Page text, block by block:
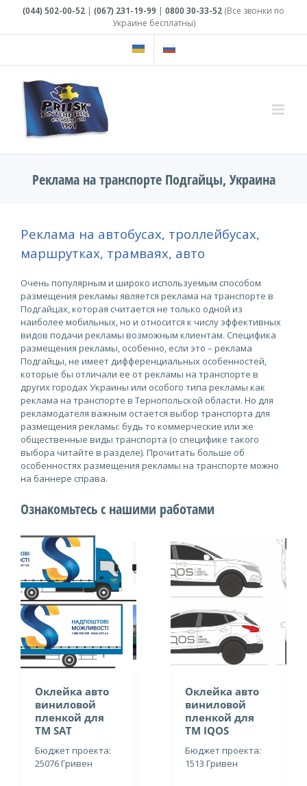
content
(044) 502-00-52 | (067) 231-19-99 | 0800 30-33-52 (Все звонки по
Украине бесплатны)
Реклама на транспорте Подгайцы, Украина
Реклама на автобусах, троллейбусах,
маршрутках, трамваях, авто
Очень популярным и широко используемым способом
размещения рекламы является реклама на транспорте в
Подгайцах, которая считается не только одной из
наиболее мобильных, но и относится к числу эффективных
видов подачи рекламы возможным клиентам. Специфика
размещения рекламы, особенно, если это – реклама
Подгайцы, не имеет дифференциальных особенностей,
которые бы отличали ее от рекламы на транспорте в
других городах Украины или особого типа рекламы как
реклама на транспорте в Тернопольской области. Но для
рекламодателя важным остается выбор транспорта для
размещения рекламы: будь то коммерческие или же
общественные виды транспорта (о специфике такого
выбора читайте в разделе). Прочитать больше об
особенностях размещения рекламы на транспорте можно
на баннере справа.
Ознакомьтесь с нашими работами
Оклейка авто
виниловой
пленкой для
ТМ SAT
Бюджет проекта:
25076 Гривен
Оклейка авто
виниловой
пленкой для
ТМ IQOS
Бюджет проекта:
1513 Гривен